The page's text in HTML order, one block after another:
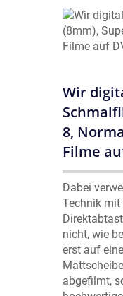
Wir
8,
Filme
Dabei
Technik
nicht, wie
erst auf
abgefilmt,